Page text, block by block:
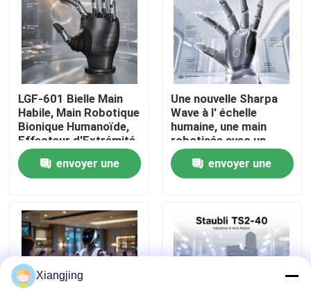
À propos de nous
Visite de l'usine
Contrôle de la qualité
Nous contacter
Demandez un devis
bras de robot industriel
LGF-601 Bielle Main
Habile, Main Robotique
Bionique Humanoïde,
Effecteur d'Extrémité
Robotique à Charge
Utile de 10KG Bus CAN
envoyer une
Une nouvelle Sharpa
Wave à l' échelle
humaine, une main
robotisée avec un
capteur tactile haute
résolution pour l'
intégration du robot.
envoyer une
Xiangjing